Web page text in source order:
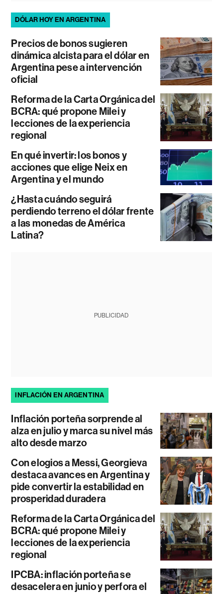
DÓLAR HOY EN ARGENTINA
Precios de bonos sugieren
dinámica alcista para el dólar en
Argentina pese a intervención
oficial
Reforma de la Carta Orgánica del
BCRA: qué propone Milei y
lecciones de la experiencia
regional
En qué invertir: los bonos y
acciones que elige Neix en
Argentina y el mundo
¿Hasta cuándo seguirá
perdiendo terreno el dólar frente
a las monedas de América
Latina?
PUBLICIDAD
INFLACIÓN EN ARGENTINA
Inflación porteña sorprende al
alza en julio y marca su nivel más
alto desde marzo
Con elogios a Messi, Georgieva
destaca avances en Argentina y
pide convertir la estabilidad en
prosperidad duradera
Reforma de la Carta Orgánica del
BCRA: qué propone Milei y
lecciones de la experiencia
regional
IPCBA: inflación porteña se
desacelera en junio y perfora el